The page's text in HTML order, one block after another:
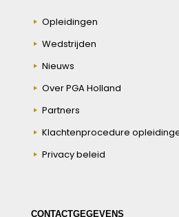
Opleidingen
Wedstrijden
Nieuws
Over PGA Holland
Partners
Klachtenprocedure
Privacy beleid
CONTACTGEGEVENS